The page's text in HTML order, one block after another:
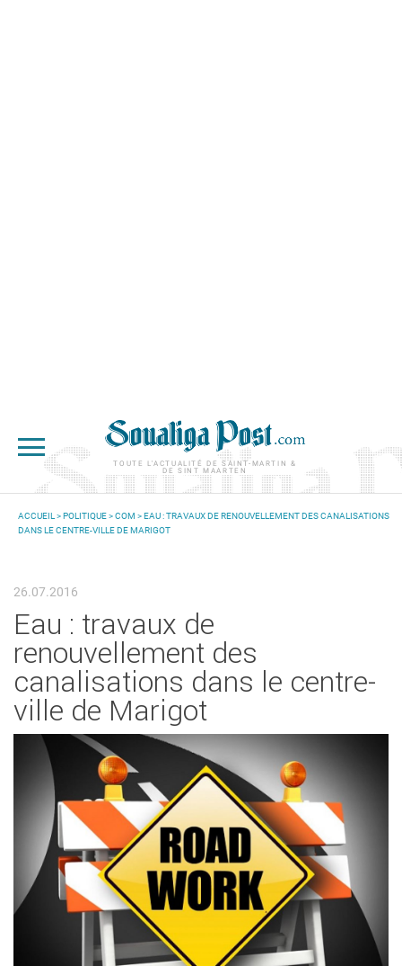
TOUTE L'ACTUALITÉ DE SAINT-MARTIN &
DE SINT MAARTEN
VOUS ÊTES ICI
ACCUEIL >POLITIQUE>COM > EAU : TRAVAUX DE RENOUVELLEMENT DES CANALISATIONS
DANS LE CENTRE-VILLE DE MARIGOT
26.07.2016
Eau : travaux de
renouvellement des
canalisations dans le centre-
ville de Marigot